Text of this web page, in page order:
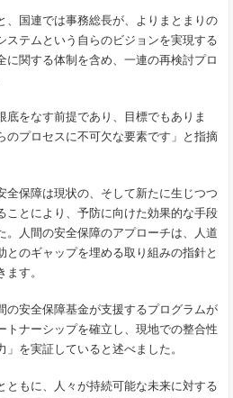
、国連では事務総長が、よりまとまりの
ステムという自らのビジョンを実現する
に関する体制を含め、一連の再検討プロ
底をなす前提であり、目標でもありま
のプロセスに不可欠な要素です」と指摘
全保障は現状の、そして新たに生じつつ
ことにより、予防に向けた効果的な手段
。人間の安全保障のアプローチは、人道
とのギャップを埋める取り組みの指針と
す。
の安全保障基金が支援するプログラムが
トナーシップを確立し、現地での整合性
を実証していると述べました。
ともに、人々が持続可能な未来に対する